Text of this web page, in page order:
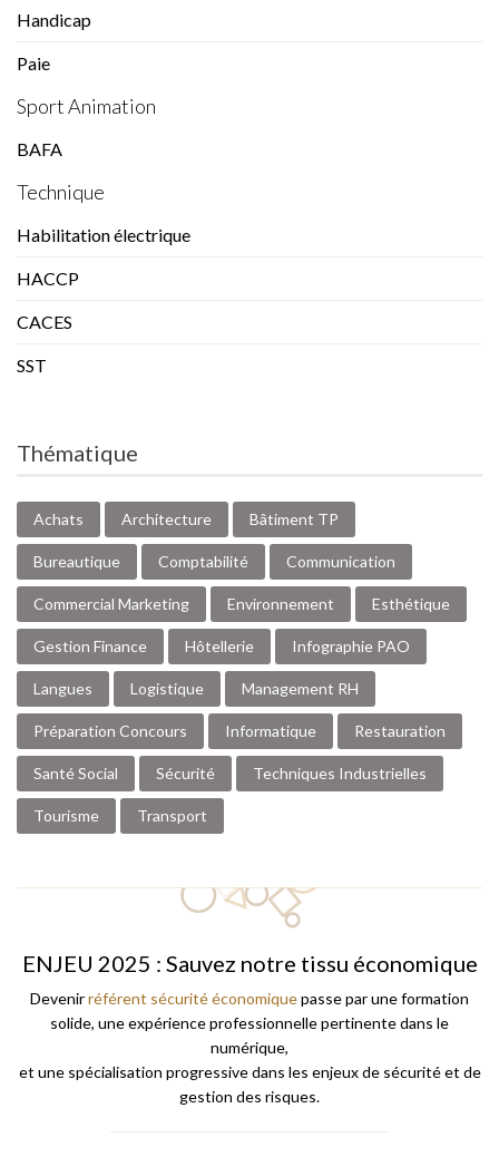
Handicap
Paie
Sport Animation
BAFA
Technique
Habilitation électrique
HACCP
CACES
SST
Thématique
Achats Architecture Bâtiment TP
Bureautique Comptabilité Communication
Commercial Marketing Environnement Esthétique
Gestion Finance Hôtellerie Infographie PAO
Langues Logistique Management RH
Préparation Concours Informatique Restauration
Santé Social Sécurité Techniques Industrielles
Tourisme Transport
ENJEU 2025 : Sauvez notre tissu économique
Devenirréférent sécurité économiquepasse par une formation
solide, une expérience professionnelle pertinente dans le
numérique,
et une spécialisation progressive dans les enjeux de sécurité et de
gestion des risques.